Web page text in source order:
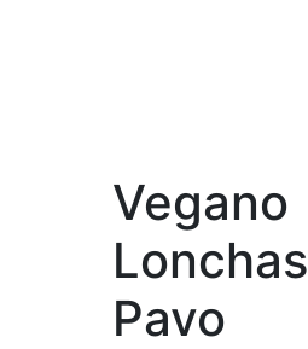
Vegano
Lonchas
Pavo